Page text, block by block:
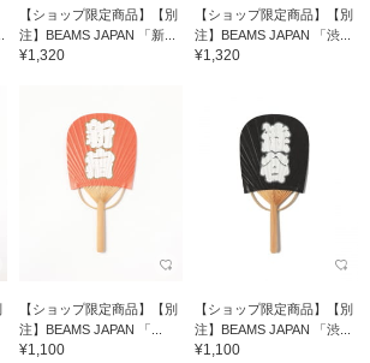
【ショップ限定商品】【別
注】BEAMS JAPAN 「新...
¥1,320
【ショップ限定商品】【別
注】BEAMS JAPAN 「渋...
¥1,320
【ショップ限定商品】【別
注】BEAMS JAPAN 「...
¥1,100
【ショップ限定商品】【別
注】BEAMS JAPAN 「渋...
¥1,100